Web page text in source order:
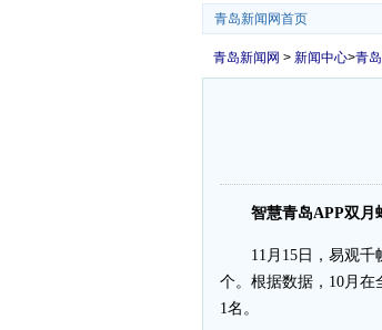
青岛新闻网首页
青岛新闻网 > 新闻中心>青
智慧青岛APP双月
11月15日，易观
个。根据数据，10月
1名。